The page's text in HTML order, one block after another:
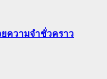
ความจำชั่วคราว